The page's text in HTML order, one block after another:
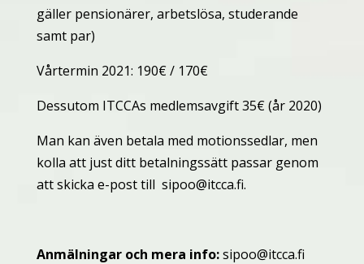
gäller pensionärer, arbetslösa, studerande
samt par)
Vårtermin 2021: 190€ / 170€
Dessutom ITCCAs medlemsavgift 35€ (år 2020)
Man kan även betala med motionssedlar, men
kolla att just ditt betalningssätt passar genom
att skicka e-post till sipoo@itcca.fi.
Anmälningar och mera info:sipoo@itcca.fi